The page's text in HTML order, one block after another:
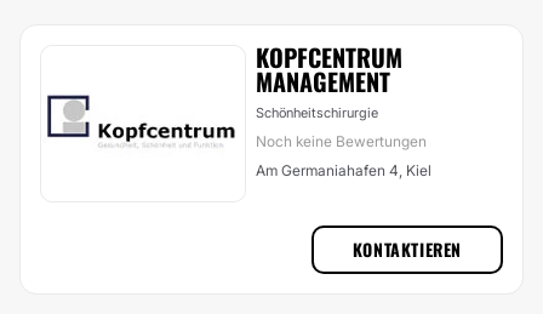
KOPFCENTRUM
MANAGEMENT
Schönheitschirurgie
Noch keine Bewertungen
Am Germaniahafen 4, Kiel
KONTAKTIEREN